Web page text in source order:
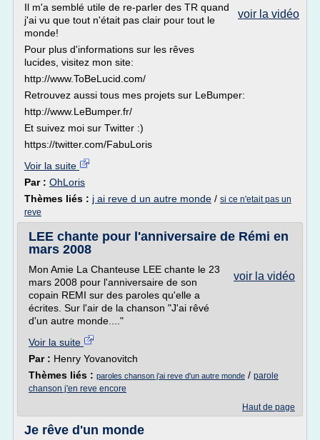
voir la vidéo
Il m'a semblé utile de re-parler des TR quand
j'ai vu que tout n'était pas clair pour tout le
monde!
Pour plus d'informations sur les rêves
lucides, visitez mon site:
http://www.ToBeLucid.com/
Retrouvez aussi tous mes projets sur LeBumper:
http://www.LeBumper.fr/
Et suivez moi sur Twitter :)
https://twitter.com/FabuLoris
Voir la suite
Par : OhLoris
Thèmes liés : j ai reve d un autre monde / si ce n'etait pas un
reve
LEE chante pour l'anniversaire de Rémi en
mars 2008
voir la vidéo
Mon Amie La Chanteuse LEE chante le 23
mars 2008 pour l'anniversaire de son
copain REMI sur des paroles qu'elle a
écrites. Sur l'air de la chanson "J'ai rêvé
d'un autre monde...."
Voir la suite
Par : Henry Yovanovitch
Thèmes liés : paroles chanson j'ai reve d'un autre monde / parole
chanson j'en reve encore
Haut de page
Je rêve d'un monde